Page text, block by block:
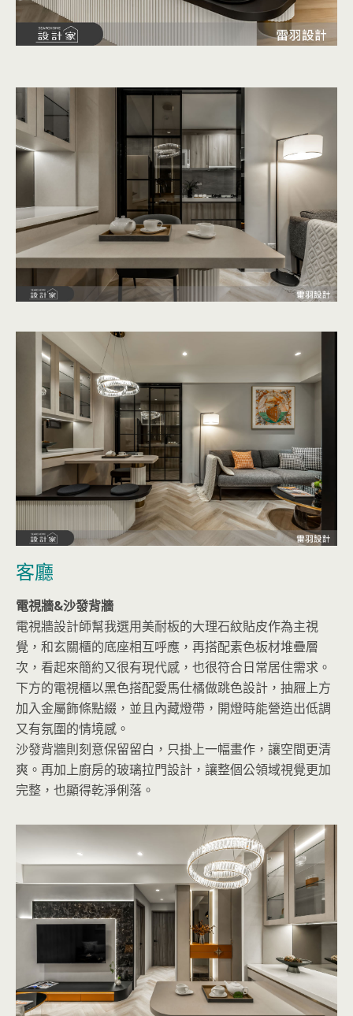
客廳
電視牆&沙發背牆
電視牆設計師幫我選用美耐板的大理石紋貼皮作為主視
覺，和玄關櫃的底座相互呼應，再搭配素色板材堆疊層
次，看起來簡約又很有現代感，也很符合日常居住需求。
下方的電視櫃以黑色搭配愛馬仕橘做跳色設計，抽屜上方
加入金屬飾條點綴，並且內藏燈帶，開燈時能營造出低調
又有氛圍的情境感。
沙發背牆則刻意保留留白，只掛上一幅畫作，讓空間更清
爽。再加上廚房的玻璃拉門設計，讓整個公領域視覺更加
完整，也顯得乾淨俐落。